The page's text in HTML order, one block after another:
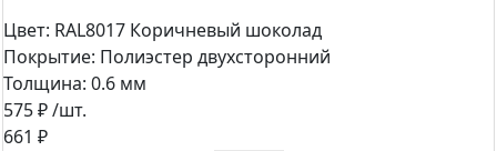
Цвет: RAL8017 Коричневый шоколад
Покрытие: Полиэстер двухсторонний
Толщина: 0.6 мм
575 ₽/шт.
661 ₽